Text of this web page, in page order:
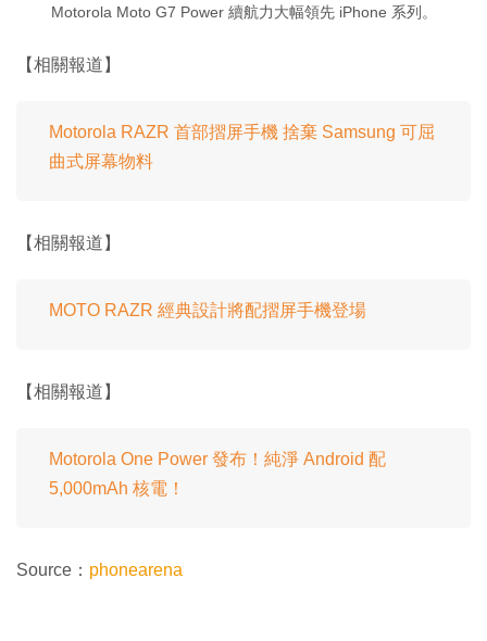
Motorola Moto G7 Power 續航力大幅領先 iPhone 系列。
【相關報道】
Motorola RAZR 首部摺屏手機 捨棄 Samsung 可屈
曲式屏幕物料
【相關報道】
MOTO RAZR 經典設計將配摺屏手機登場
【相關報道】
Motorola One Power 發布！純淨 Android 配
5,000mAh 核電！
Source： phonearena